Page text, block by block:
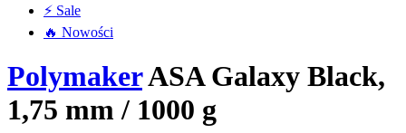
⚡ Sale
🔥 Nowości
PolymakerASA Galaxy Black,
1,75 mm / 1000 g